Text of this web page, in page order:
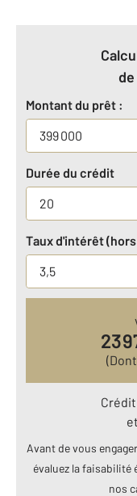
Montant du prêt :
Durée du crédit
Taux d'intérêt
(Dont
Avant de vous
évaluez la
nos